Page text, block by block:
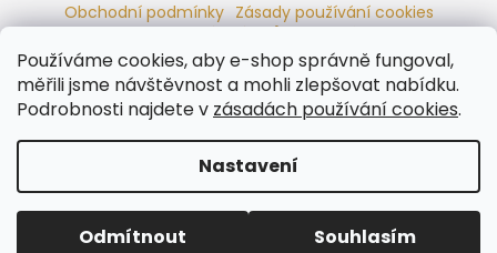
Používáme cookies, aby e-shop správně fungoval,
měřili jsme návštěvnost a mohli zlepšovat nabídku.
Podrobnosti najdete v zásadách používání cookies.
Nastavení
Odmítnout Souhlasím
Obchodní podmínky Zásady používání cookies
Ochrana osobních údajů Dřevěné sauny
Odstoupení od smlouvy Reklamační řád Kontakty
Koupací sudy
Radiátory
Copyright 2026Ráj saun. Všechna práva vyhrazena.
Upravit nastavení cookies